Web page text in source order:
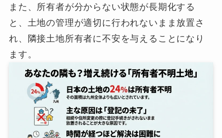
また、所有者が分からない状態が長期化する
と、土地の管理が適切に行われないまま放置さ
れ、隣接土地所有者に不安を与えることになり
ます。